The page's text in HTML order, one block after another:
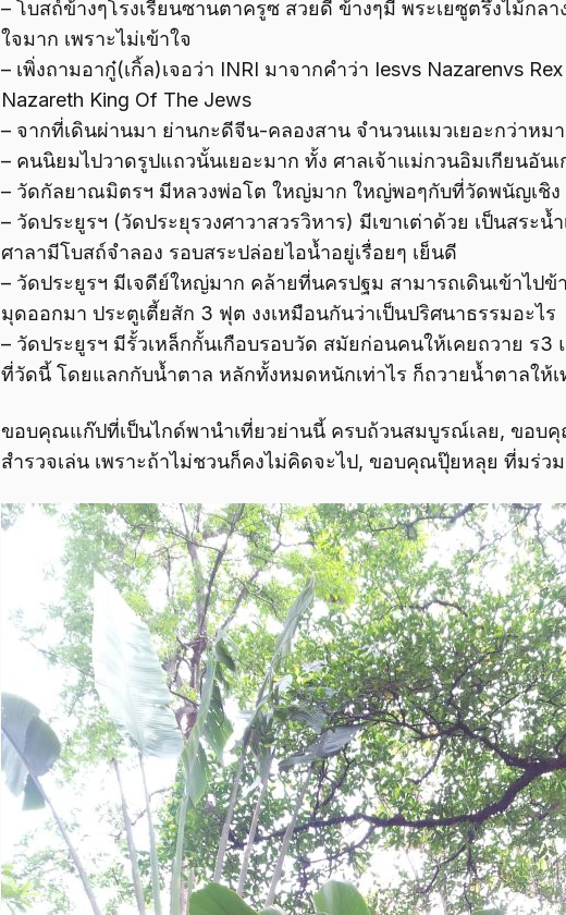
– โบสถ์ข้างๆโรงเรียนซานตาครูซ สวยดี ข้างๆมี พระเยซูตรึงไม้กลา
ใจมาก เพราะไม่เข้าใจ
– เพิ่งถามอากู๋(เกิ้ล)เจอว่า INRI มาจากคำว่า Iesvs Nazarenvs
Nazareth King Of The Jews
– จากที่เดินผ่านมา ย่านกะดีจีน-คลองสาน จำนวนแมวเยอะกว่าหม
– คนนิยมไปวาดรูปแถวนั้นเยอะมาก ทั้ง ศาลเจ้าแม่กวนอิมเกียนอัน
– วัดกัลยาณมิตรฯ มีหลวงพ่อโต ใหญ่มาก ใหญ่พอๆกับที่วัดพนัญเชิง
– วัดประยูรฯ (วัดประยุรวงศาวาสวรวิหาร) มีเขาเต่าด้วย เป็นสระน้
ศาลามีโบสถ์จำลอง รอบสระปล่อยไอน้ำอยู่เรื่อยๆ เย็นดี
– วัดประยูรฯ มีเจดีย์ใหญ่มาก คล้ายที่นครปฐม สามารถเดินเข้าไป
มุดออกมา ประตูเตี้ยสัก 3 ฟุต งงเหมือนกันว่าเป็นปริศนาธรรมอะไร
– วัดประยูรฯ มีรั้วเหล็กกั้นเกือบรอบวัด สมัยก่อนคนให้เคยถวาย ร
ที่วัดนี้ โดยแลกกับน้ำตาล หลักทั้งหมดหนักเท่าไร ก็ถวายน้ำตาลให้เ
ขอบคุณแก๊ปที่เป็นไกด์พานำเที่ยวย่านนี้ ครบถ้วนสมบูรณ์เลย, ขอบ
สำรวจเล่น เพราะถ้าไม่ชวนก็คงไม่คิดจะไป, ขอบคุณปุ๊ยหลุย ที่มร่ว